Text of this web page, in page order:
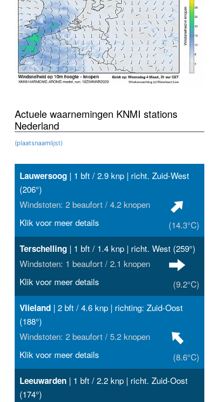
Actuele waarnemingen KNMI stations
Nederland
(plaatsnaamlijst)
Lauwersoog | 1 bft / 2.9 knp | richt. Zuid-West
(206°)
Windstoten: 2 beaufort / 4.2 knopen
(14.3°C)
Klik voor meer details
Terschelling | 1 bft / 1.4 knp | richt. West (259°)
Windstoten: 1 beaufort / 2.1 knopen
(9.2°C)
Klik voor meer details
Vlieland | 2 bft / 4.6 knp | richting: Zuid-Oost
(188°)
Windstoten: 2 beaufort / 5.2 knopen
(8.6°C)
Klik voor meer details
Leeuwarden | 1 bft / 2.2 knp | richt. Zuid-Oost
(174°)